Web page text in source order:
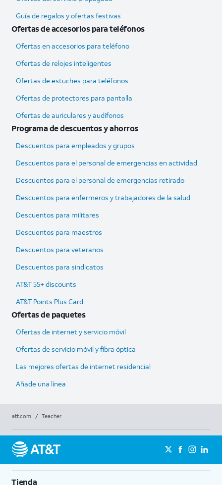
Guía de regalos y ofertas festivas
Ofertas de accesorios para teléfonos
Ofertas en accesorios para teléfono
Ofertas de relojes inteligentes
Ofertas de estuches para teléfonos
Ofertas de protectores para pantalla
Ofertas de auriculares y audífonos
Programa de descuentos y ahorros
Descuentos para empleados y grupos
Descuentos para el personal de emergencias en actividad
Descuentos para el personal de emergencias retirado
Descuentos para enfermeros y trabajadores de la salud
Descuentos para militares
Descuentos para maestros
Descuentos para veteranos
Descuentos para sindicatos
AT&T 55+ discounts
AT&T Points Plus Card
Ofertas de paquetes
Ofertas de internet y servicio móvil
Ofertas de servicio móvil y fibra óptica
Las mejores ofertas de internet residencial
Añade una línea
att.com / Teacher
Tienda